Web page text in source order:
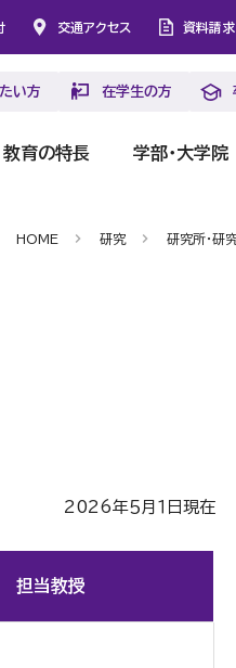
交通アクセス 資料請求
い方 在学生の方
教育の特長 学部・大学院
HOME 研究 研究所・研
2026年５月１日現在
担当教授